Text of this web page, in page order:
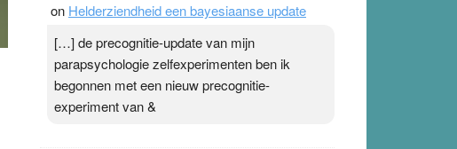
on Helderziendheid een bayesiaanse update
[…] de precognitie-update van mijn
parapsychologie zelfexperimenten ben ik
begonnen met een nieuw precognitie-
experiment van &